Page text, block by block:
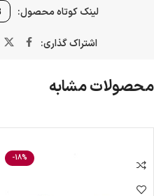
لینک کوتاه محصول:
اشتراک گذاری:
محصولات مشابه
-18%